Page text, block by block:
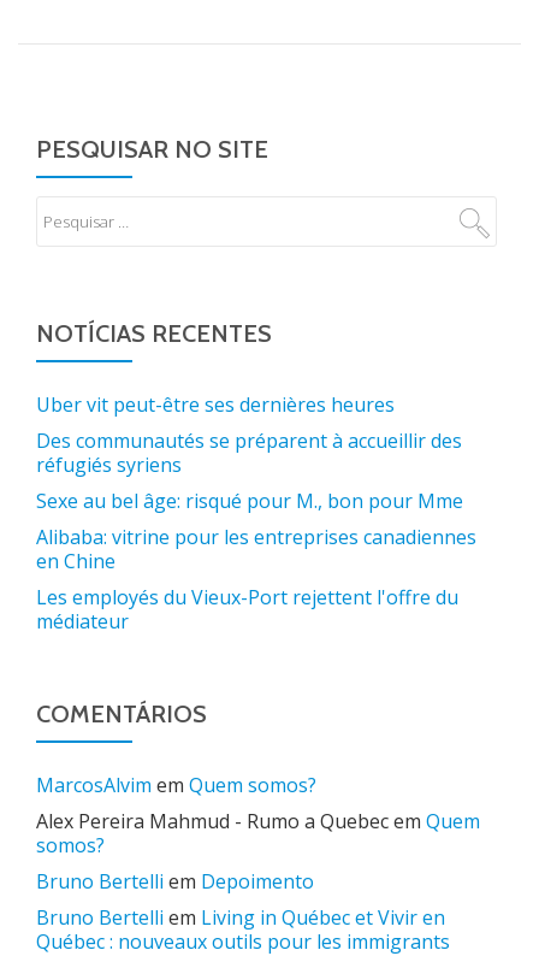
PESQUISAR NO SITE
NOTÍCIAS RECENTES
Uber vit peut-être ses dernières heures
Des communautés se préparent à accueillir des
réfugiés syriens
Sexe au bel âge: risqué pour M., bon pour Mme
Alibaba: vitrine pour les entreprises canadiennes
en Chine
Les employés du Vieux-Port rejettent l'offre du
médiateur
COMENTÁRIOS
MarcosAlvim em Quem somos?
Alex Pereira Mahmud - Rumo a Quebecem Quem
somos?
Bruno Bertelli em Depoimento
Bruno Bertelli em Living in Québec et Vivir en
Québec : nouveaux outils pour les immigrants